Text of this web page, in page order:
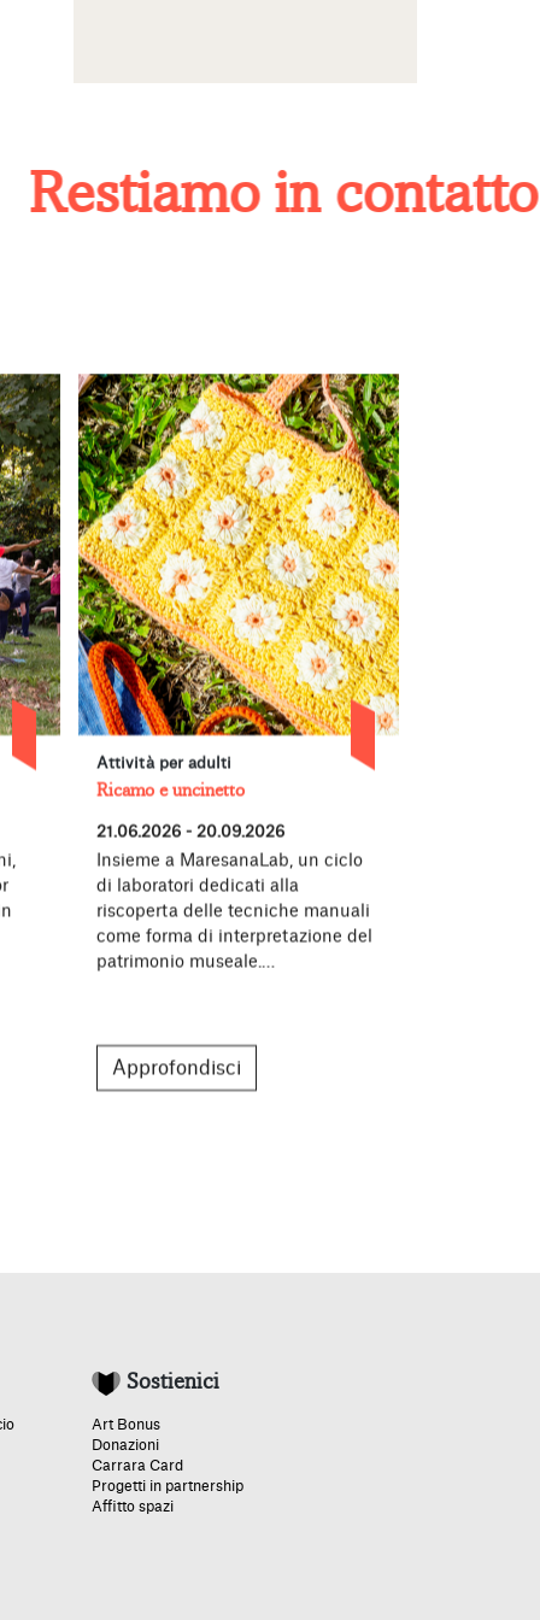
in contatto
Attività per adulti
Ricamo e uncinetto
21.06.2026 - 20.09.2026
Insieme a MaresanaLab, un ciclo
di laboratori dedicati alla
riscoperta delle tecniche manuali
come forma di interpretazione del
patrimonio museale.…
Approfondisci
Sostienici
Art Bonus
Donazioni
Carrara Card
Progetti in partnership
Affitto spazi